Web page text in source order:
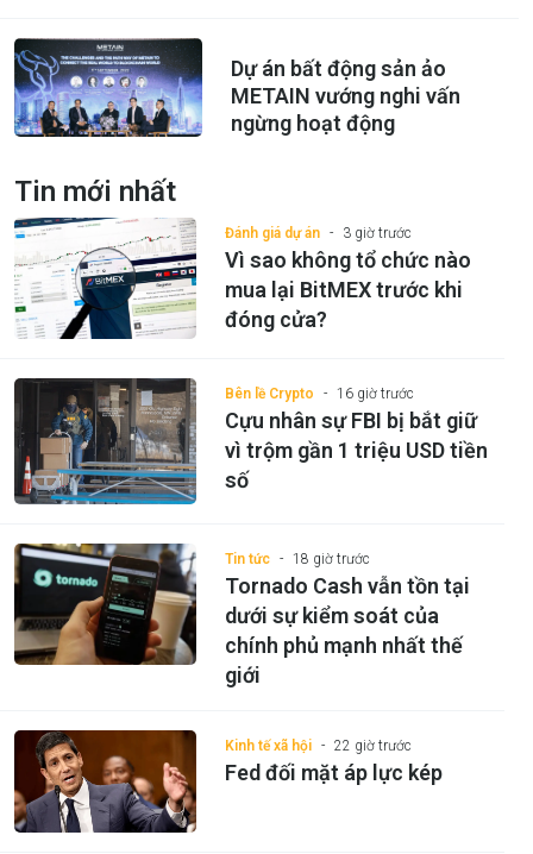
Dự án bất động sản ảo
METAIN vướng nghi vấn
ngừng hoạt động
Tin mới nhất
Đánh giá dự án 3 giờ trước
Vì sao không tổ chức nào
mua lại BitMEX trước khi
đóng cửa?
Bên lề Crypto 16 giờ trước
Cựu nhân sự FBI bị bắt giữ
vì trộm gần 1 triệu USD tiền
số
Tin tức 18 giờ trước
Tornado Cash vẫn tồn tại
dưới sự kiểm soát của
chính phủ mạnh nhất thế
giới
Kinh tế xã hội 22 giờ trước
Fed đối mặt áp lực kép